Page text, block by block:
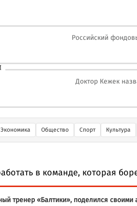
Российский
Доктор Кежек
Экономика Общество Спорт Культура
в команде, которая
тренер «Балтики», поделился